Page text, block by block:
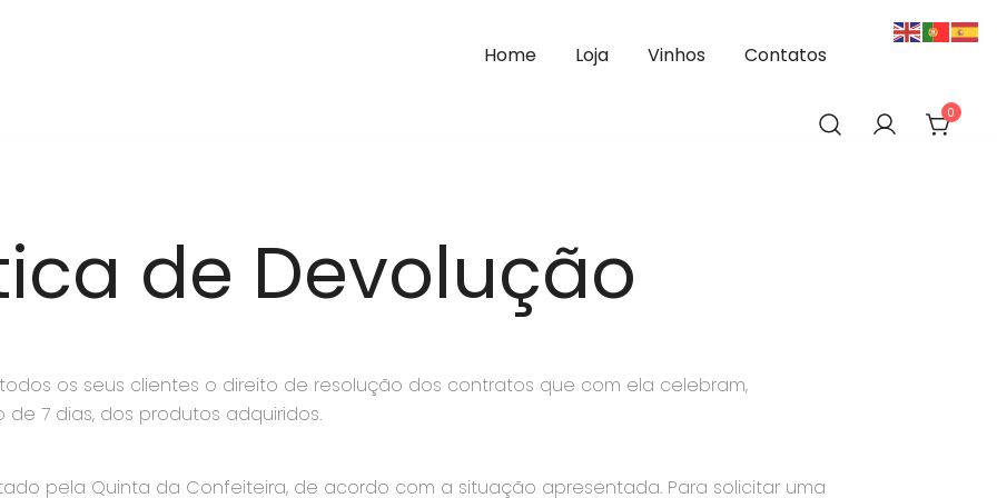
Home Loja Vinhos Contatos
0
de Devolução
os seus clientes o direito de resolução dos contratos que com ela celebram,
7 dias, dos produtos adquiridos.
pela Quinta da Confeiteira, de acordo com a situação apresentada. Para solicitar uma